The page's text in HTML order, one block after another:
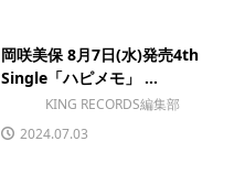
岡咲美保 8月7日(水)発売4th
Single「ハピメモ」 ...
KING RECORDS編集部
2024.07.03